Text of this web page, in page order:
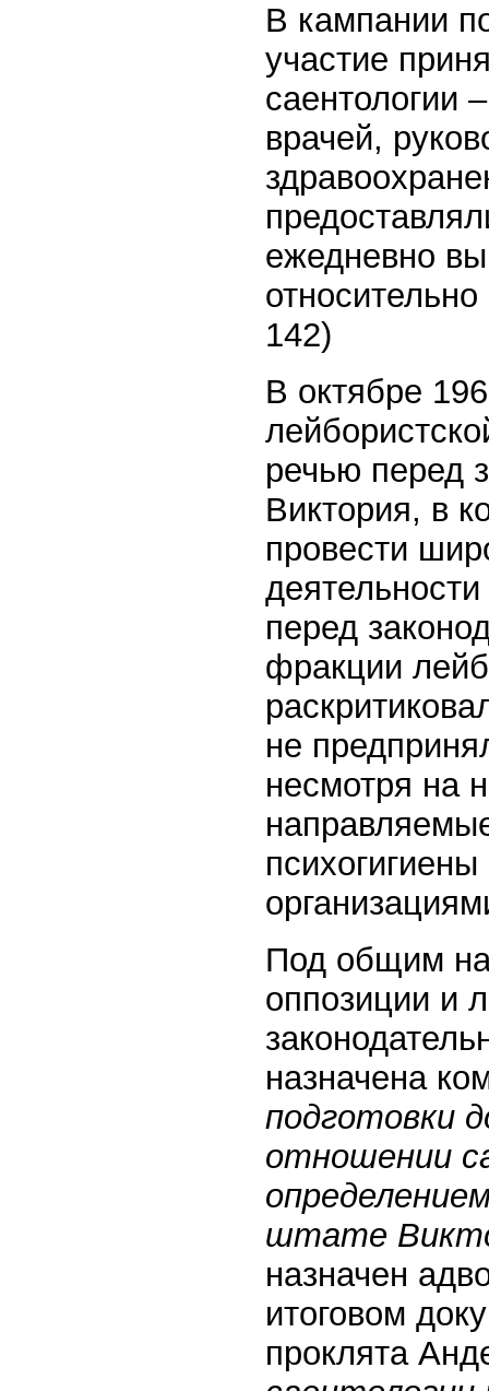
В кампании
участие
саентологии
врачей,
ежедневно
142)
В октябре
речью перед
Виктория, в
провести
деятельности
перед
фракции
не
несмотря на
Под общим
оппозиции и
назначена
подготовки
отношении
штате
назначен
итоговом
проклята